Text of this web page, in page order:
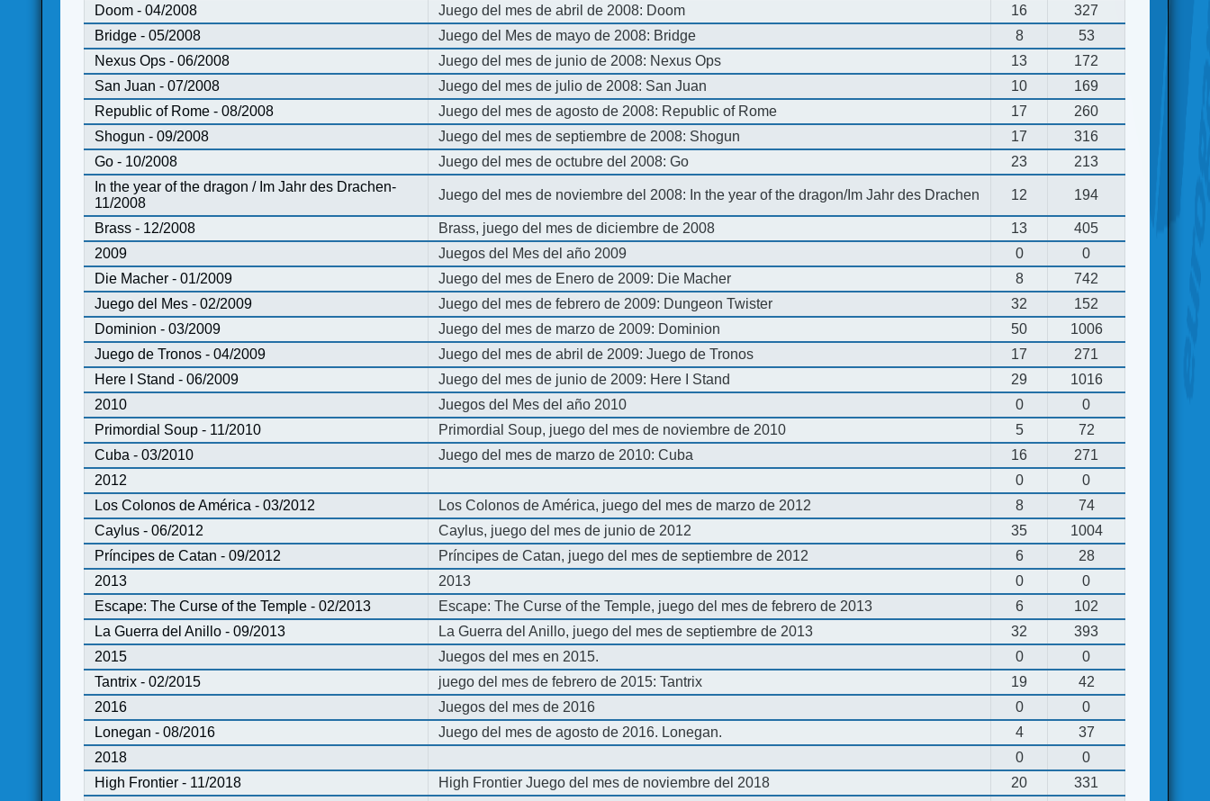
Doom - 04/2008
Juego del mes de abril de 2008: Doom 16
327
Bridge - 05/2008
Juego del Mes de mayo de 2008: Bridge 8
53
Nexus Ops - 06/2008
Juego del mes de junio de 2008: Nexus Ops 13
172
San Juan - 07/2008
Juego del mes de julio de 2008: San Juan 10
169
Republic of Rome - 08/2008
Juego del mes de agosto de 2008: Republic of Rome 17
260
Shogun - 09/2008
Juego del mes de septiembre de 2008: Shogun 17
316
Go - 10/2008
Juego del mes de octubre del 2008: Go 23
213
In the year of the dragon / Im Jahr des Drachen-
11/2008
Juego del mes de noviembre del 2008: In the year of the dragon/Im Jahr des Drachen 12 194
Brass - 12/2008 Brass, juego del mes de diciembre de 2008 13
405
2009
Juegos del Mes del año 2009 0
0
Die Macher - 01/2009
Juego del mes de Enero de 2009: Die Macher 8
742
Juego del Mes - 02/2009
Juego del mes de febrero de 2009: Dungeon Twister 32
152
Dominion - 03/2009
Juego del mes de marzo de 2009: Dominion 50
1006
Juego de Tronos - 04/2009
Juego del mes de abril de 2009: Juego de Tronos 17
271
Here I Stand - 06/2009
Juego del mes de junio de 2009: Here I Stand 29
1016
2010
Juegos del Mes del año 2010 0
0
Primordial Soup - 11/2010
Primordial Soup, juego del mes de noviembre de 2010 5
72
Cuba - 03/2010
Juego del mes de marzo de 2010: Cuba 16
271
2012
0
0
Los Colonos de América - 03/2012
Los Colonos de América, juego del mes de marzo de 2012 8
74
Caylus - 06/2012
Caylus, juego del mes de junio de 2012 35
1004
Príncipes de Catan - 09/2012
Príncipes de Catan, juego del mes de septiembre de 2012 6
28
2013
2013 0
0
Escape: The Curse of the Temple - 02/2013
Escape: The Curse of the Temple, juego del mes de febrero de 2013 6
102
La Guerra del Anillo - 09/2013
La Guerra del Anillo, juego del mes de septiembre de 2013 32
393
2015
Juegos del mes en 2015. 0
0
Tantrix - 02/2015
juego del mes de febrero de 2015: Tantrix 19
42
2016
Juegos del mes de 2016 0
0
Lonegan - 08/2016
Juego del mes de agosto de 2016. Lonegan. 4
37
2018
0
0
High Frontier - 11/2018
High Frontier Juego del mes de noviembre del 2018 20
331